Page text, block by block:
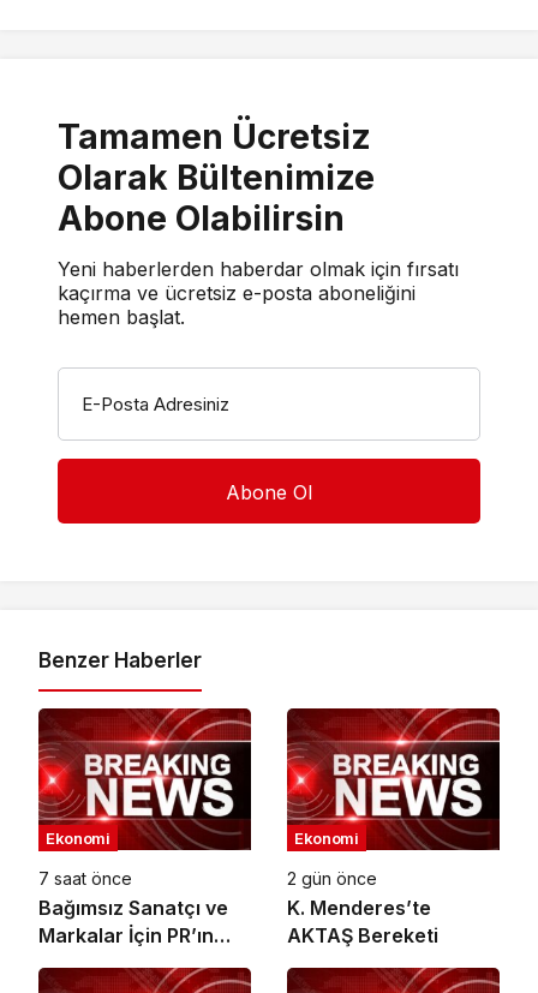
Tamamen Ücretsiz
Olarak Bültenimize
Abone Olabilirsin
Yeni haberlerden haberdar olmak için fırsatı
kaçırma ve ücretsiz e-posta aboneliğini
hemen başlat.
E-Posta Adresiniz
Benzer Haberler
Ekonomi
7 saat önce
Bağımsız Sanatçı ve
Markalar İçin PR’ın
Kuralları Değişiyor
Ekonomi
2 gün önce
K. Menderes’te
AKTAŞ Bereketi